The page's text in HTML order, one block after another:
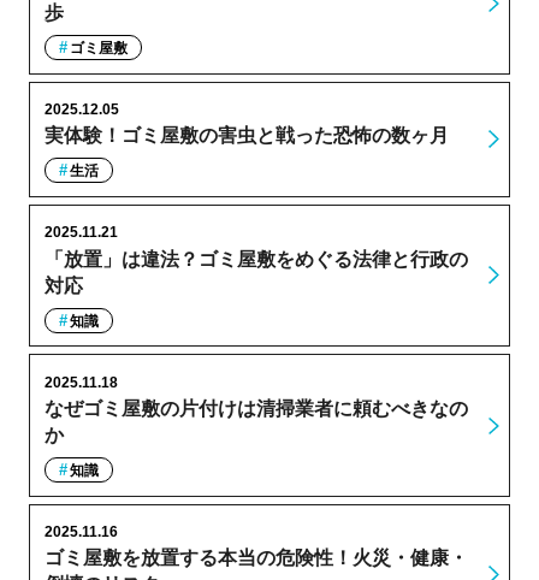
歩
ゴミ屋敷
実体験！ゴミ屋敷の害虫と戦った恐怖の数ヶ月
2025.12.05
生活
「放置」は違法？ゴミ屋敷をめぐる法律と行政の
対応
2025.11.21
知識
なぜゴミ屋敷の片付けは清掃業者に頼むべきなの
か
2025.11.18
知識
ゴミ屋敷を放置する本当の危険性！火災・健康・
2025.11.16